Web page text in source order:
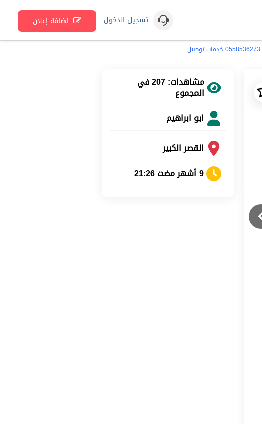
تسجيل الدخول إضافة إعلان
Next
مشاهدات: 207 في
المجموع
ابو ابراهيم
القصر الكبير
9 أشهر مضت 21:26